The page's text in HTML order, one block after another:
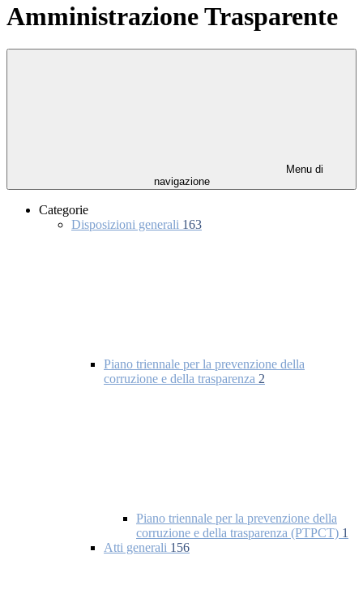
Amministrazione Trasparente
Menu di
navigazione
Categorie
Disposizioni generali 163
Piano triennale per la prevenzione della
corruzione e della trasparenza 2
Piano triennale per la prevenzione della
corruzione e della trasparenza (PTPCT) 1
Atti generali 156